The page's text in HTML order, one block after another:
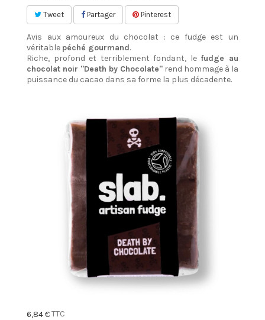
Tweet Partager Pinterest
Avis aux amoureux du chocolat : ce fudge est un
véritable péché gourmand.
Riche, profond et terriblement fondant, le fudge au
chocolat noir "Death by Chocolate" rend hommage à la
puissance du cacao dans sa forme la plus décadente.
6,84 €TTC